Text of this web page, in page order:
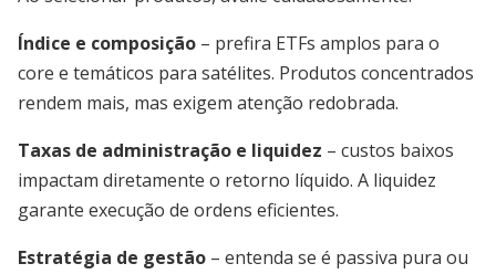
Índice e composição – prefira ETFs amplos para o
core e temáticos para satélites. Produtos concentrados
rendem mais, mas exigem atenção redobrada.
Taxas de administração e liquidez – custos baixos
impactam diretamente o retorno líquido. A liquidez
garante execução de ordens eficientes.
Estratégia de gestão – entenda se é passiva pura ou